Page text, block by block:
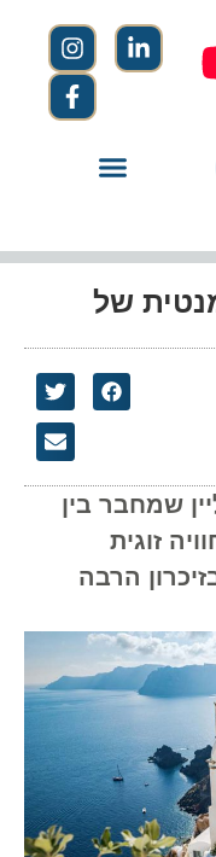
של
שמחבר בין
זוגית
הרבה